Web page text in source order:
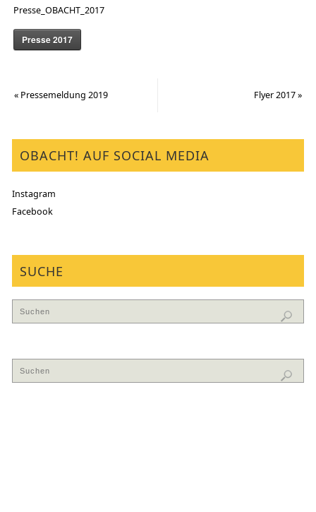
Presse_OBACHT_2017
Presse 2017
«Pressemeldung 2019 Flyer 2017»
OBACHT! AUF SOCIAL MEDIA
Instagram
Facebook
SUCHE